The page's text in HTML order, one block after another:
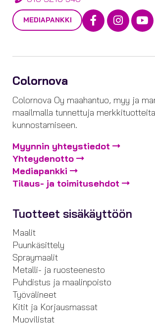
MEDIAPANKKI Facebook
Colornova
Colornova Oy maahantuo, myy ja
maailmalla tunnettuja
kunnostamiseen.
Myynnin yhteystiedot
Yhteydenotto
Mediapankki
Tilaus- ja toimitusehdot
Tuotteet sisäkäyttöön
Maalit
Puunkäsittely
Spraymaalit
Metalli- ja ruosteenesto
Puhdistus ja maalinpoisto
Työvälineet
Kitit ja Korjausmassat
Muovilistat